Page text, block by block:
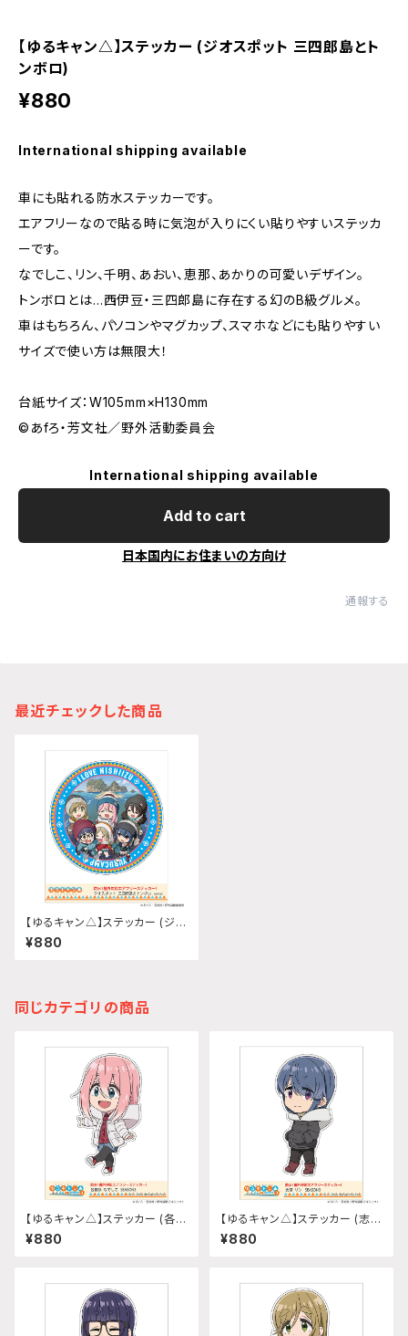
【ゆるキャン△】ステッカー (ジオスポット 三四郎島とト
ンボロ)
¥880
International shipping available
車にも貼れる防水ステッカーです。
エアフリーなので貼る時に気泡が入りにくい貼りやすいステッカ
ーです。
なでしこ、リン、千明、あおい、恵那、あかりの可愛いデザイン。
トンボロとは…西伊豆・三四郎島に存在する幻のB級グルメ。
車はもちろん、パソコンやマグカップ、スマホなどにも貼りやすい
サイズで使い方は無限大！
台紙サイズ：W105mm×H130mm
©あfろ・芳文社／野外活動委員会
International shipping available
Add to cart
日本国内にお住まいの方向け
通報する
最近チェックした商品
【ゆるキャン△】ステッカー (ジオ
スポット 三四郎島とトンボロ)
¥880
同じカテゴリの商品
【ゆるキャン△】ステッカー (各務
原なでしこ『SEASON3』)
¥880
【ゆるキャン△】ステッカー (志摩
リン『SEASON3』)
¥880